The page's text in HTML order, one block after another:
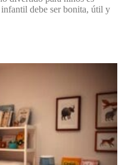
debe ser bonita, útil y